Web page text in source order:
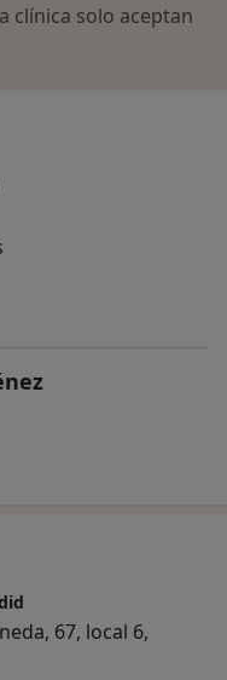
clínica solo aceptan
67, local 6,